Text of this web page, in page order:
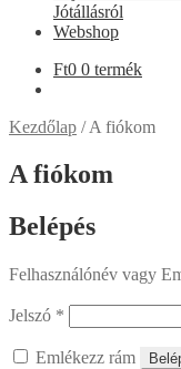
Jótállásról
Webshop
Ft0 0 termék
Kezdőlap /A fiókom
A fiókom
Belépés
Felhasználónév vagy
Jelszó *
Emlékezz rám